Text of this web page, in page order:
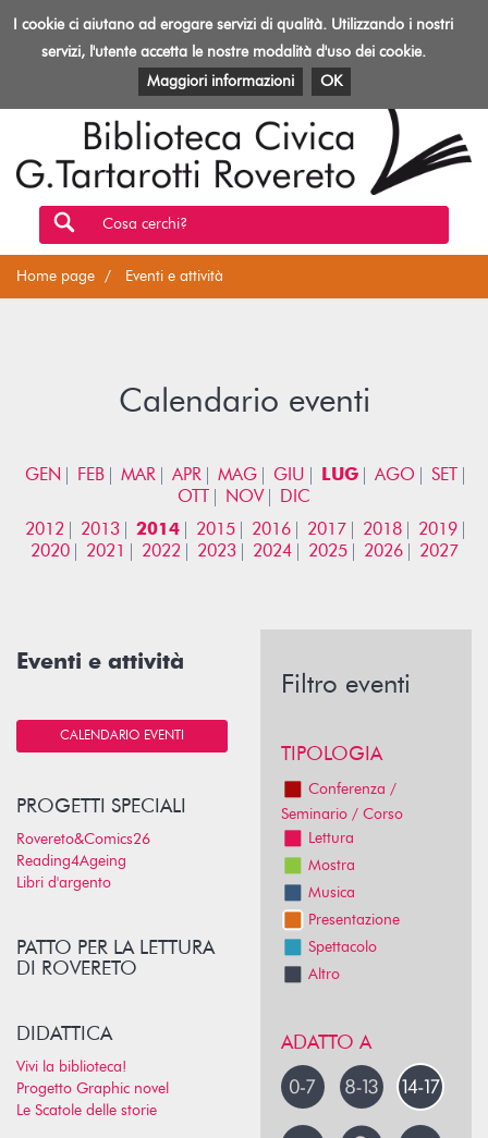
Toggle
Biblioteca
Rovereto
EVENTI E ATTIVITÀ PATRIMONIO E RISORSE
Cosa cerchi?
Home page Eventi e attività
Calendario eventi
GEN FEB MAR APR MAG GIU LUG AGO
SET
OTT
NOV
DIC
2012
2013 2014 2015 2016 2017 2018
2019
2020
2021 2022 2023 2024 2025 2026 2027
Eventi e attività
CALENDARIO EVENTI
PROGETTI SPECIALI
Rovereto&Comics26
Reading4Ageing
Libri d'argento
PATTO PER LA LETTURA
DI ROVERETO
DIDATTICA
Vivi la biblioteca!
Progetto Graphic novel
Le Scatole delle storie
Filtro eventi
TIPOLOGIA
Conferenza /
Seminario / Corso
Lettura
Mostra
Musica
Presentazione
Spettacolo
Altro
ADATTO A
I cookie ci aiutano ad erogare servizi di qualità. Utilizzando i nostri
servizi, l'utente accetta le nostre modalità d'uso dei cookie.
Maggiori informazioni
OK